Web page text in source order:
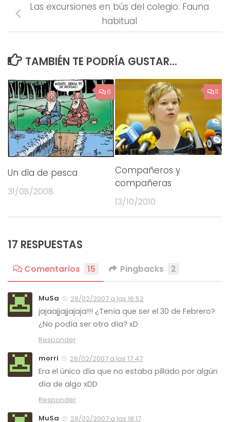
Las excursiones en bús del colegio: Fauna
habitual
TAMBIÉN TE PODRÍA GUSTAR...
6
Un día de pesca
31/08/2008
11
Compañeros y
compañeras
13/10/2010
17 RESPUESTAS
Comentarios 15 Pingbacks 2
MuSa 28/02/2007 a las 16:52
jajaajjajjajaja!!! ¿Tenía que ser el 30 de Febrero?
¿No podía ser otro día? xD
Responder
morri
28/02/2007 a las 17:47
Era el único día que no estaba pillado por algún
día de algo xDD
Responder
MuSa
28/02/2007 a las 18:17